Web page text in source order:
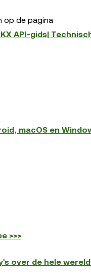
op de pagina
API-gids|
macOS en
>>>
over de hele wereld